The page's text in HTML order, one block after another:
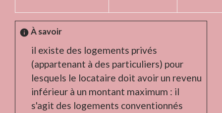
info À savoir
il existe des logements privés
(appartenant à des particuliers) pour
lesquels le locataire doit avoir un revenu
inférieur à un montant maximum : il
s'agit des logements conventionnés